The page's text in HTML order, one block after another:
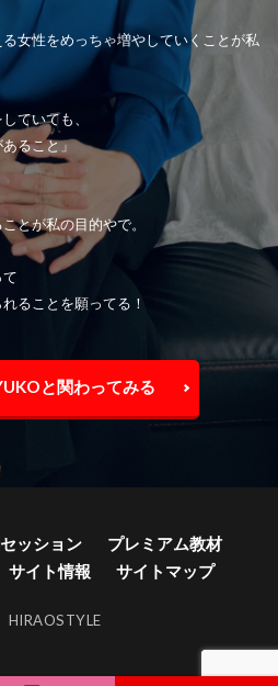
る女性をめっちゃ増やしていくことが私
ていても、
ること」
とが私の目的やで。
ることを願ってる！
と関わってみる
ッション
プレミアム教材
サイト情報 サイトマップ
HIRAOSTYLE